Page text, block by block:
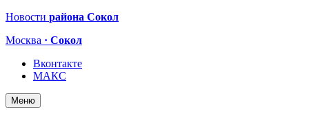
Новости района Сокол
Москва · Сокол
Вконтакте
МАКС
Меню